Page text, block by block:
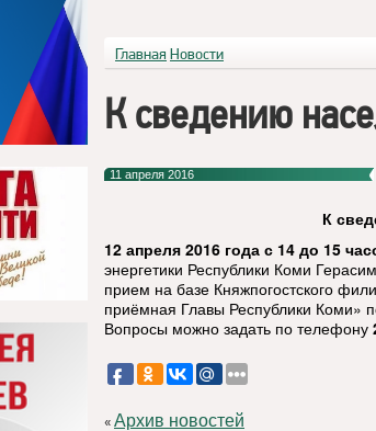
Главная Новости
К сведению
11 апреля 2016
К
12 апреля 2016 года с 14 до 15
энергетики Республики Коми
прием на базе Княжпогостского
приёмная Главы Республики Коми»
Вопросы можно задать по телефону
«Архив новостей